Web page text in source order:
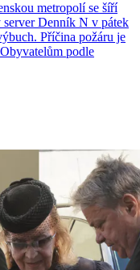
metropolí se šíří
Denník N v pátek
Příčina požáru je
podle